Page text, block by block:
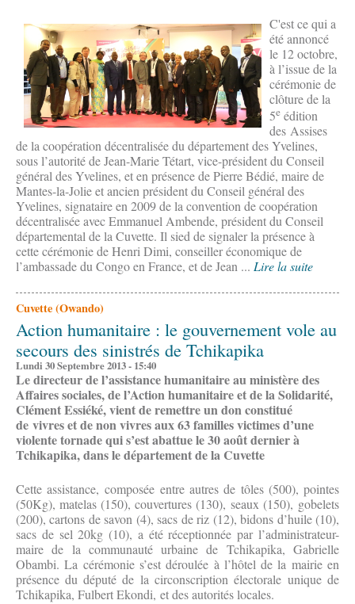
C'est ce qui a
été annoncé
le 12 octobre,
à l’issue de la
cérémonie de
clôture de la
5e édition
des Assises
de la coopération décentralisée du département des Yvelines,
sous l’autorité de Jean-Marie Tétart, vice-président du Conseil
général des Yvelines, et en présence de Pierre Bédié, maire de
Mantes-la-Jolie et ancien président du Conseil général des
Yvelines, signataire en 2009 de la convention de coopération
décentralisée avec Emmanuel Ambende, président du Conseil
départemental de la Cuvette. Il sied de signaler la présence à
cette cérémonie de Henri Dimi, conseiller économique de
l’ambassade du Congo en France, et de Jean ... Lire la suite
Cuvette (Owando)
Action humanitaire : le gouvernement vole au
secours des sinistrés de Tchikapika
Lundi 30 Septembre 2013 - 15:40
Le directeur de l’assistance humanitaire au ministère des
Affaires sociales, de l’Action humanitaire et de la Solidarité,
Clément Essiéké, vient de remettre un don constitué
de vivres et de non vivres aux 63 familles victimes d’une
violente tornade qui s’est abattue le 30 août dernier à
Tchikapika, dans le département de la Cuvette
Cette assistance, composée entre autres de tôles (500), pointes
(50Kg), matelas (150), couvertures (130), seaux (150), gobelets
(200), cartons de savon (4), sacs de riz (12), bidons d’huile (10),
sacs de sel 20kg (10), a été réceptionnée par l’administrateur-
maire de la communauté urbaine de Tchikapika, Gabrielle
Obambi. La cérémonie s’est déroulée à l’hôtel de la mairie en
présence du député de la circonscription électorale unique de
Tchikapika, Fulbert Ekondi, et des autorités locales.